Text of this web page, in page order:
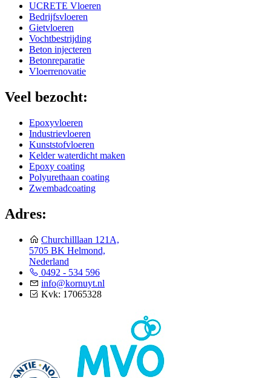
UCRETE Vloeren
Bedrijfsvloeren
Gietvloeren
Vochtbestrijding
Beton injecteren
Betonreparatie
Vloerrenovatie
Veel bezocht:
Epoxyvloeren
Industrievloeren
Kunststofvloeren
Kelder waterdicht maken
Epoxy coating
Polyurethaan coating
Zwembadcoating
Adres:
Churchilllaan 121A,
5705 BK Helmond,
Nederland
0492 - 534 596
info@kornuyt.nl
Kvk: 17065328